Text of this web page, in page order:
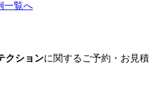
一覧へ
クションに関するご予約・お見積